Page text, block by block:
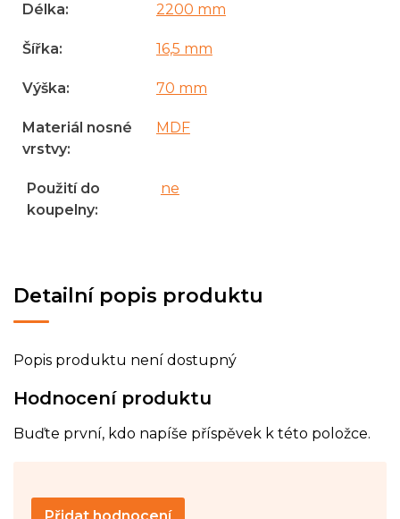
Detailní popis produktu
Popis produktu není dostupný
Délka: 2200 mm
Šířka: 16,5 mm
Výška: 70 mm
Materiál nosné
vrstvy:
MDF
Použití do
koupelny:
ne
Hodnocení produktu
Buďte první, kdo napíše příspěvek k této položce.
Přidat hodnocení